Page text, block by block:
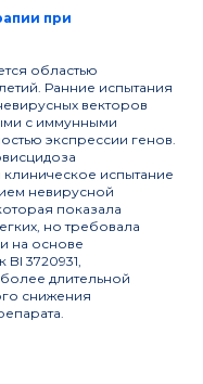
при
областью
Ранние испытания
векторов
с иммунными
экспрессии генов.
испытание
невирусной
показала
но требовала
на основе
BI 3720931,
длительной
снижения